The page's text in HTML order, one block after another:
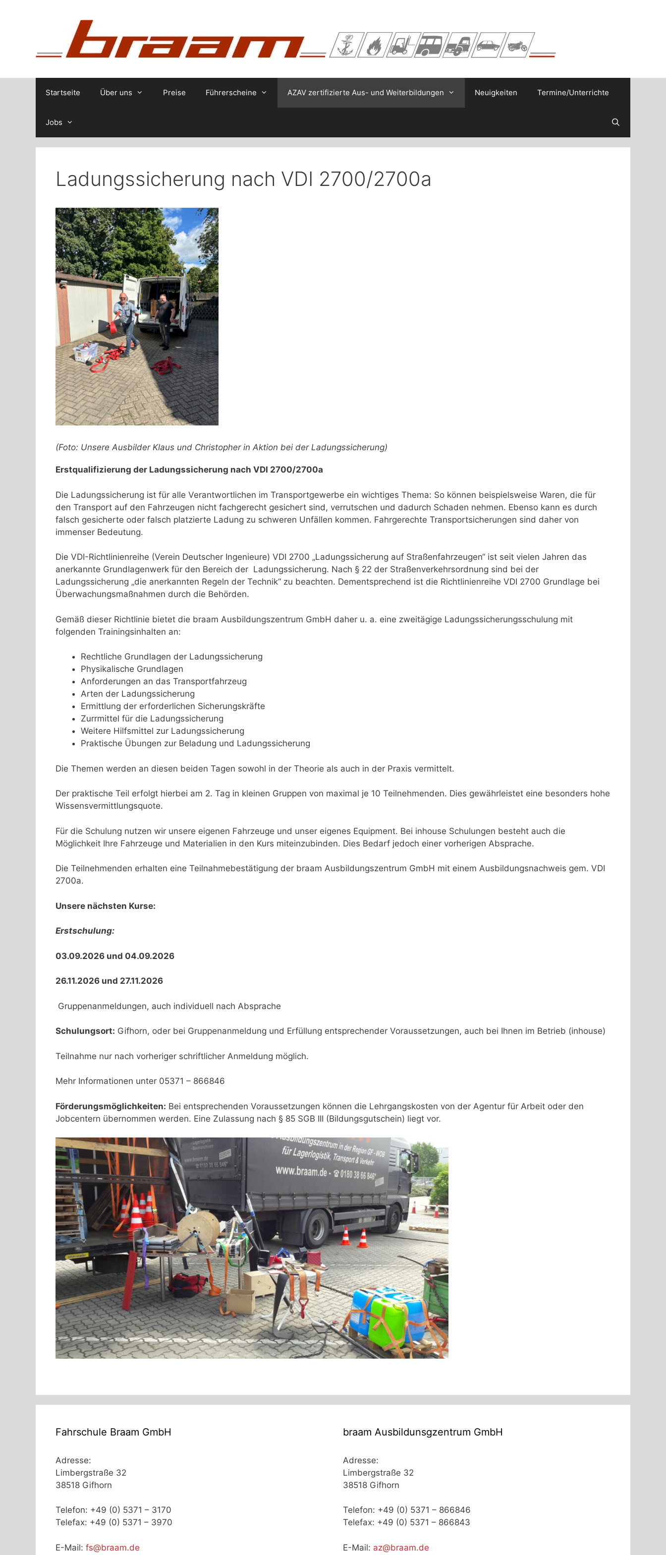
Startseite Über uns Preise Führerscheine AZAV zertifizierte Aus- und Weiterbildungen Neuigkeiten Termine/Unterrichte
Jobs
Ladungssicherung nach VDI 2700/2700a
(Foto: Unsere Ausbilder Klaus und Christopher in Aktion bei der Ladungssicherung)
Erstqualifizierung der Ladungssicherung nach VDI 2700/2700a
Die Ladungssicherung ist für alle Verantwortlichen im Transportgewerbe ein wichtiges Thema: So können beispielsweise Waren, die für
den Transport auf den Fahrzeugen nicht fachgerecht gesichert sind, verrutschen und dadurch Schaden nehmen. Ebenso kann es durch
falsch gesicherte oder falsch platzierte Ladung zu schweren Unfällen kommen. Fahrgerechte Transportsicherungen sind daher von
immenser Bedeutung.
Die VDI-Richtlinienreihe (Verein Deutscher Ingenieure) VDI 2700 „Ladungssicherung auf Straßenfahrzeugen“ ist seit vielen Jahren das
anerkannte Grundlagenwerk für den Bereich der Ladungssicherung. Nach § 22 der Straßenverkehrsordnung sind bei der
Ladungssicherung „die anerkannten Regeln der Technik“ zu beachten. Dementsprechend ist die Richtlinienreihe VDI 2700 Grundlage bei
Überwachungsmaßnahmen durch die Behörden.
Gemäß dieser Richtlinie bietet die braam Ausbildungszentrum GmbH daher u. a. eine zweitägige Ladungssicherungsschulung mit
folgenden Trainingsinhalten an:
Rechtliche Grundlagen der Ladungssicherung
Physikalische Grundlagen
Anforderungen an das Transportfahrzeug
Arten der Ladungssicherung
Ermittlung der erforderlichen Sicherungskräfte
Zurrmittel für die Ladungssicherung
Weitere Hilfsmittel zur Ladungssicherung
Praktische Übungen zur Beladung und Ladungssicherung
Die Themen werden an diesen beiden Tagen sowohl in der Theorie als auch in der Praxis vermittelt.
Der praktische Teil erfolgt hierbei am 2. Tag in kleinen Gruppen von maximal je 10 Teilnehmenden. Dies gewährleistet eine besonders hohe
Wissensvermittlungsquote.
Für die Schulung nutzen wir unsere eigenen Fahrzeuge und unser eigenes Equipment. Bei inhouse Schulungen besteht auch die
Möglichkeit Ihre Fahrzeuge und Materialien in den Kurs miteinzubinden. Dies Bedarf jedoch einer vorherigen Absprache.
Die Teilnehmenden erhalten eine Teilnahmebestätigung der braam Ausbildungszentrum GmbH mit einem Ausbildungsnachweis gem. VDI
2700a.
Unsere nächsten Kurse:
Erstschulung:
03.09.2026 und 04.09.2026
26.11.2026 und 27.11.2026
Gruppenanmeldungen, auch individuell nach Absprache
Schulungsort: Gifhorn, oder bei Gruppenanmeldung und Erfüllung entsprechender Voraussetzungen, auch bei Ihnen im Betrieb (inhouse)
Teilnahme nur nach vorheriger schriftlicher Anmeldung möglich.
Mehr Informationen unter 05371 – 866846
Förderungsmöglichkeiten: Bei entsprechenden Voraussetzungen können die Lehrgangskosten von der Agentur für Arbeit oder den
Jobcentern übernommen werden. Eine Zulassung nach § 85 SGB III (Bildungsgutschein) liegt vor.
Fahrschule Braam GmbH
Adresse:
Limbergstraße 32
38518 Gifhorn
Telefon: +49 (0) 5371 – 3170
Telefax: +49 (0) 5371 – 3970
E-Mail: fs@braam.de
braam Ausbildunsgzentrum GmbH
Adresse:
Limbergstraße 32
38518 Gifhorn
Telefon: +49 (0) 5371 – 866846
Telefax: +49 (0) 5371 – 866843
E-Mail: az@braam.de